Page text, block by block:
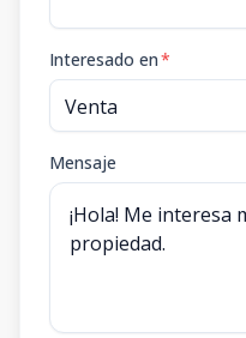
Interesado en*
Mensaje